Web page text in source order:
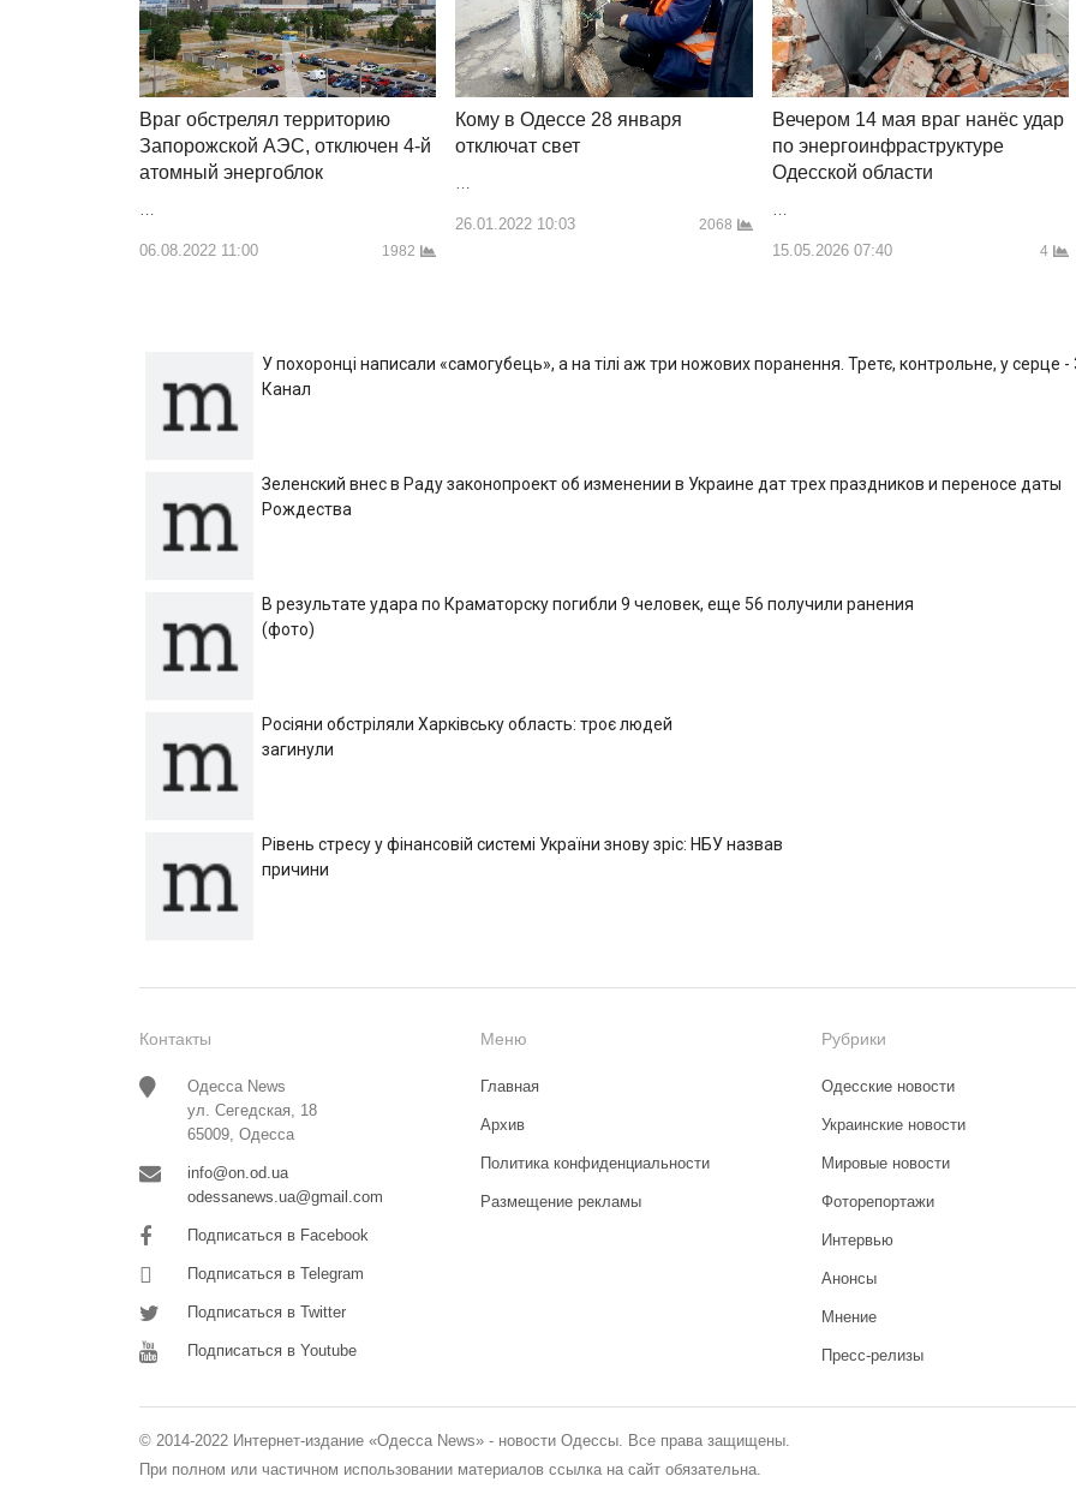
Враг обстрелял территорию
Запорожской АЭС, отключен 4-й
атомный энергоблок
…
06.08.2022 11:00 1982
Кому в Одессе 28 января
отключат свет
…
26.01.2022 10:03 2068
Вечером 14 мая враг нанёс удар
по энергоинфраструктуре
Одесской области
…
15.05.2026 07:40 4
У похоронці написали «самогубець», а на тілі аж три ножових поранення. Третє, контрольне, у серце -
Канал
Зеленский внес в Раду законопроект об изменении в Украине дат трех праздников и переносе даты
Рождества
В результате удара по Краматорску погибли 9 человек, еще 56 получили ранения
(фото)
Росіяни обстріляли Харківську область: троє людей
загинули
Рівень стресу у фінансовій системі України знову зріс: НБУ назвав
причини
Контакты
Одесса News
ул. Сегедская, 18
65009, Одесса
info@on.od.ua
odessanews.ua@gmail.com
Подписаться в Facebook
Подписаться в Telegram
Подписаться в Twitter
Подписаться в Youtube
Меню
Главная
Архив
Политика конфиденциальности
Размещение рекламы
Рубрики
Одесские новости
Украинские новости
Мировые новости
Фоторепортажи
Интервью
Анонсы
Мнение
Пресс-релизы
© 2014-2022 Интернет-издание «Одесса News» - новости Одессы. Все права защищены.
При полном или частичном использовании материалов ссылка на сайт обязательна.